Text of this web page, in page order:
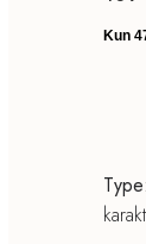
Type: